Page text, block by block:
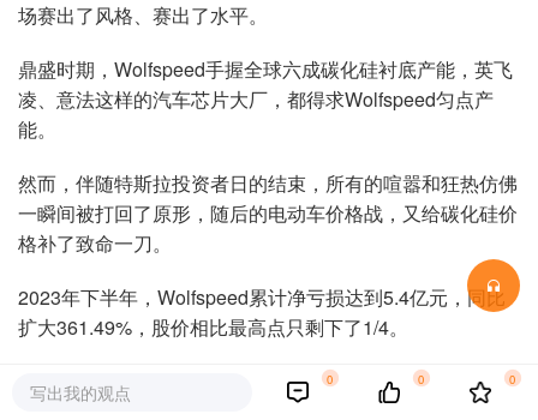
场赛出了风格、赛出了水平。
鼎盛时期，Wolfspeed手握全球六成碳化硅衬底产能，英飞
凌、意法这样的汽车芯片大厂，都得求Wolfspeed匀点产
能。
然而，伴随特斯拉投资者日的结束，所有的喧嚣和狂热仿佛
一瞬间被打回了原形，随后的电动车价格战，又给碳化硅价
格补了致命一刀。
2023年下半年，Wolfspeed累计净亏损达到5.4亿元，同比
扩大361.49%，股价相比最高点只剩下了1/4。
马斯克一句话带崩一个产业并不罕见，但制造Wolfspeed惨
案的幕后主使，恐怕另有其人。
写出我的观点
0 0 0